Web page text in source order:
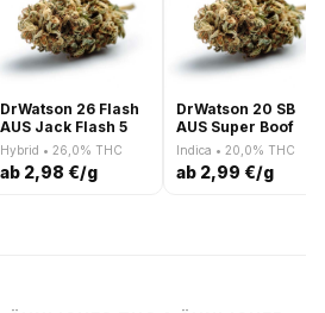
DrWatson 26 Flash
AUS Jack Flash 5
Hybrid • 26,0% THC
ab 2,98 €/g
DrWatson 20 SB
AUS Super Boof
Indica • 20,0% THC
ab 2,99 €/g